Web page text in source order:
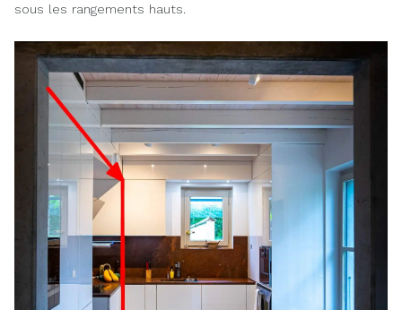
sous les rangements hauts.